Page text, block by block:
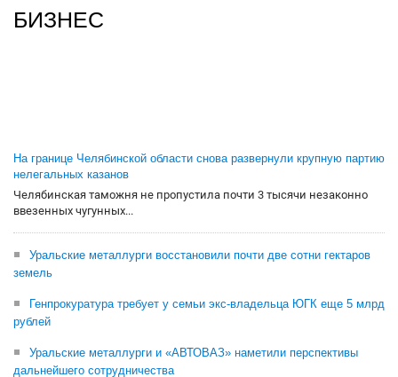
БИЗНЕС
На границе Челябинской области снова развернули крупную партию
нелегальных казанов
Челябинская таможня не пропустила почти 3 тысячи незаконно
ввезенных чугунных...
Уральские металлурги восстановили почти две сотни гектаров
земель
Генпрокуратура требует у семьи экс-владельца ЮГК еще 5 млрд
рублей
Уральские металлурги и «АВТОВАЗ» наметили перспективы
дальнейшего сотрудничества